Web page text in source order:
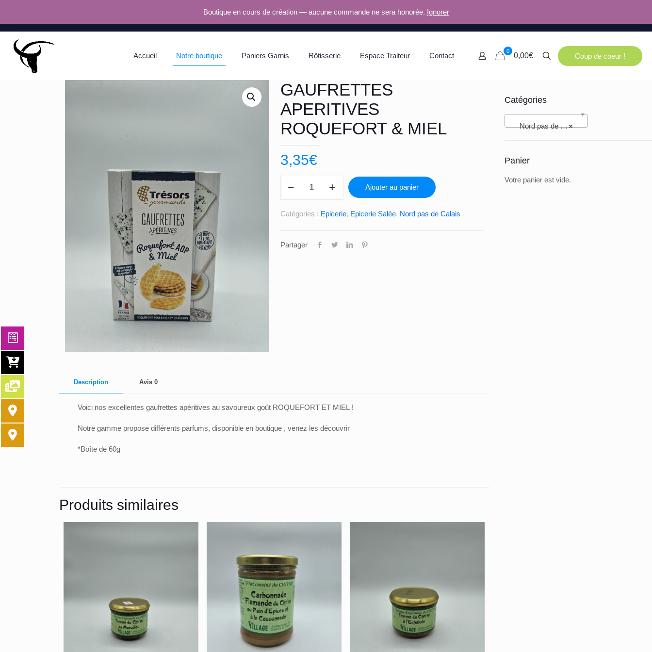
Accueil Notre boutique Paniers Garnis Rôtisserie Espace Traiteur Contact
0
0,00€ Coup de coeur !
GAUFRETTES
APERITIVES
ROQUEFORT & MIEL
3,35€
&
Ajouter au panier
Catégories : Epicerie, Epicerie Salée, Nord pas de Calais
Partager
Description Avis 0
Voici nos excellentes gaufrettes apéritives au savoureux goût ROQUEFORT ET MIEL !
Notre gamme propose différents parfums, disponible en boutique , venez les découvrir
*Boîte de 60g
Produits similaires
Catégories
×
Nord pas de Calais (94)
Panier
Votre panier est vide.
Boutique en cours de création — aucune commande ne sera honorée. Ignorer